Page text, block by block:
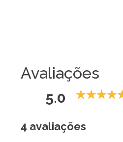
Avaliações
5.0
4 avaliações